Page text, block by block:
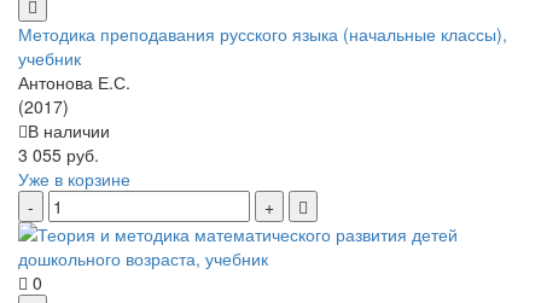
Методика преподавания русского языка (начальные классы),
учебник
Антонова Е.С.
(2017)
В наличии
3 055 руб.
Уже в корзине
0